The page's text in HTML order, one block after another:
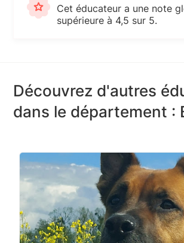
Cet éducateur a une note
supérieure à 4,5 sur 5.
Découvrez d'autres
dans le département :